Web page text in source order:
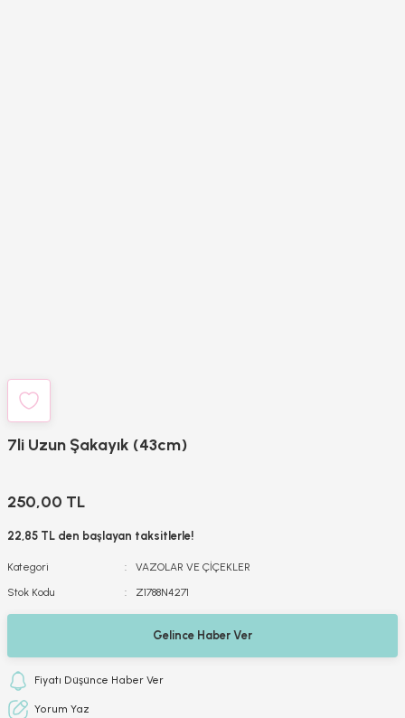
7li Uzun Şakayık (43cm)
250,00 TL
22,85 TL den başlayan taksitlerle!
Kategori
VAZOLAR VE ÇİÇEKLER
Stok Kodu
Z1788N4271
Gelince Haber Ver
Fiyatı Düşünce Haber Ver
Yorum Yaz